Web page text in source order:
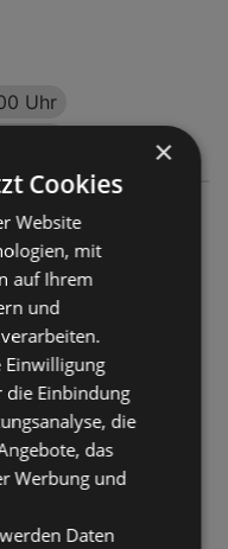
Uhr
Uhr
Uhr
×
Cookies
Website
mit
auf Ihrem
und
Einwilligung
die Einbindung
die
das
Werbung und
Daten